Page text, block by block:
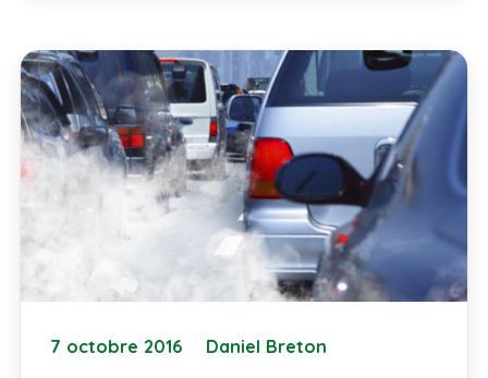
7 octobre 2016 Daniel Breton